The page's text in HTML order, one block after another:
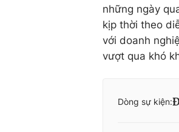
những ngày
kịp thời theo
với doanh
vượt qua khó
Dòng sự kiện: